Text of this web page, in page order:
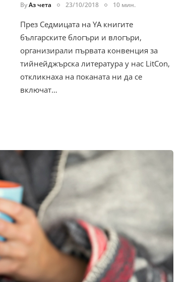
ByАз чета 23/10/2018 10 мин.
През Седмицата на YA книгите
българските блогъри и влогъри,
организирали първата конвенция за
тийнейджърска литература у нас LitCon,
откликнаха на поканата ни да се
включат…